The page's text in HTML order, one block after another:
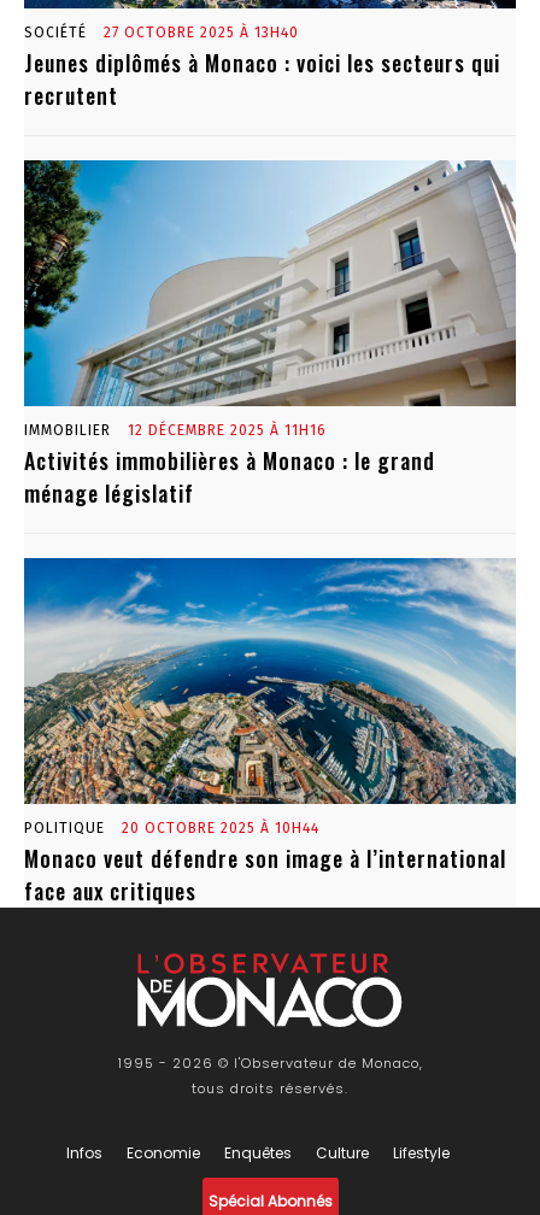
SOCIÉTÉ 27 OCTOBRE 2025 À 13H40
Jeunes diplômés à Monaco : voici les secteurs qui
recrutent
IMMOBILIER 12 DÉCEMBRE 2025 À 11H16
Activités immobilières à Monaco : le grand
ménage législatif
POLITIQUE 20 OCTOBRE 2025 À 10H44
Monaco veut défendre son image à l’international
face aux critiques
1995 - 2026 © l'Observateur de Monaco,
tous droits réservés.
Infos Economie Enquêtes Culture Lifestyle
Spécial Abonnés